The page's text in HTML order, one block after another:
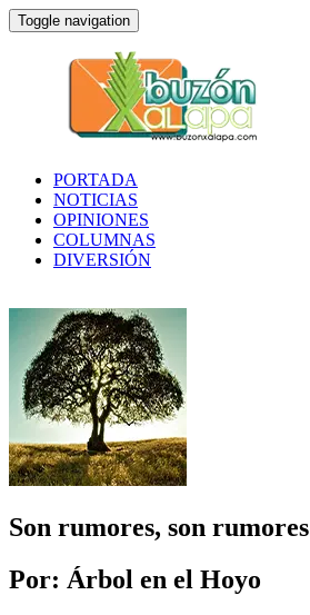
Toggle navigation
PORTADA
NOTICIAS
OPINIONES
COLUMNAS
DIVERSIÓN
Son rumores, son rumores
Por: Árbol en el Hoyo